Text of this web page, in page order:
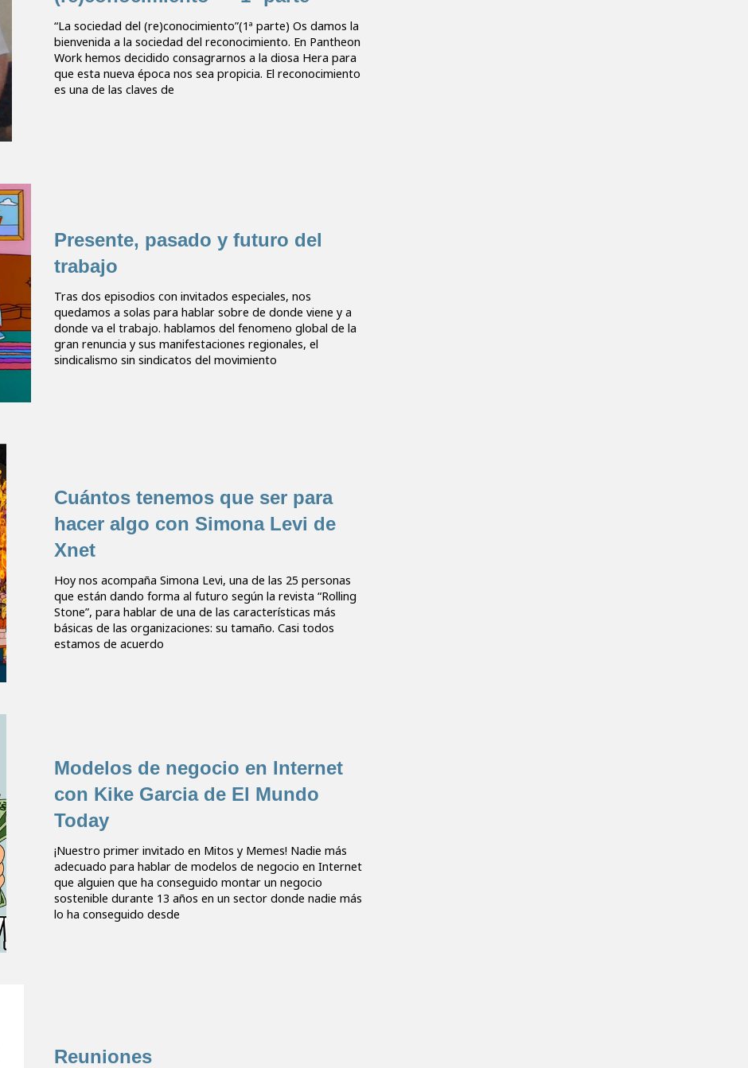
“La sociedad del (re)conocimiento”(1ª parte) Os damos la
bienvenida a la sociedad del reconocimiento. En Pantheon
Work hemos decidido consagrarnos a la diosa Hera para
que esta nueva época nos sea propicia. El reconocimiento
es una de las claves de
Presente, pasado y futuro del
trabajo
Tras dos episodios con invitados especiales, nos
quedamos a solas para hablar sobre de donde viene y a
donde va el trabajo. hablamos del fenomeno global de la
gran renuncia y sus manifestaciones regionales, el
sindicalismo sin sindicatos del movimiento
Cuántos tenemos que ser para
hacer algo con Simona Levi de
Xnet
Hoy nos acompaña Simona Levi, una de las 25 personas
que están dando forma al futuro según la revista “Rolling
Stone”, para hablar de una de las características más
básicas de las organizaciones: su tamaño. Casi todos
estamos de acuerdo
Modelos de negocio en Internet
con Kike Garcia de El Mundo
Today
¡Nuestro primer invitado en Mitos y Memes! Nadie más
adecuado para hablar de modelos de negocio en Internet
que alguien que ha conseguido montar un negocio
sostenible durante 13 años en un sector donde nadie más
lo ha conseguido desde
Reuniones